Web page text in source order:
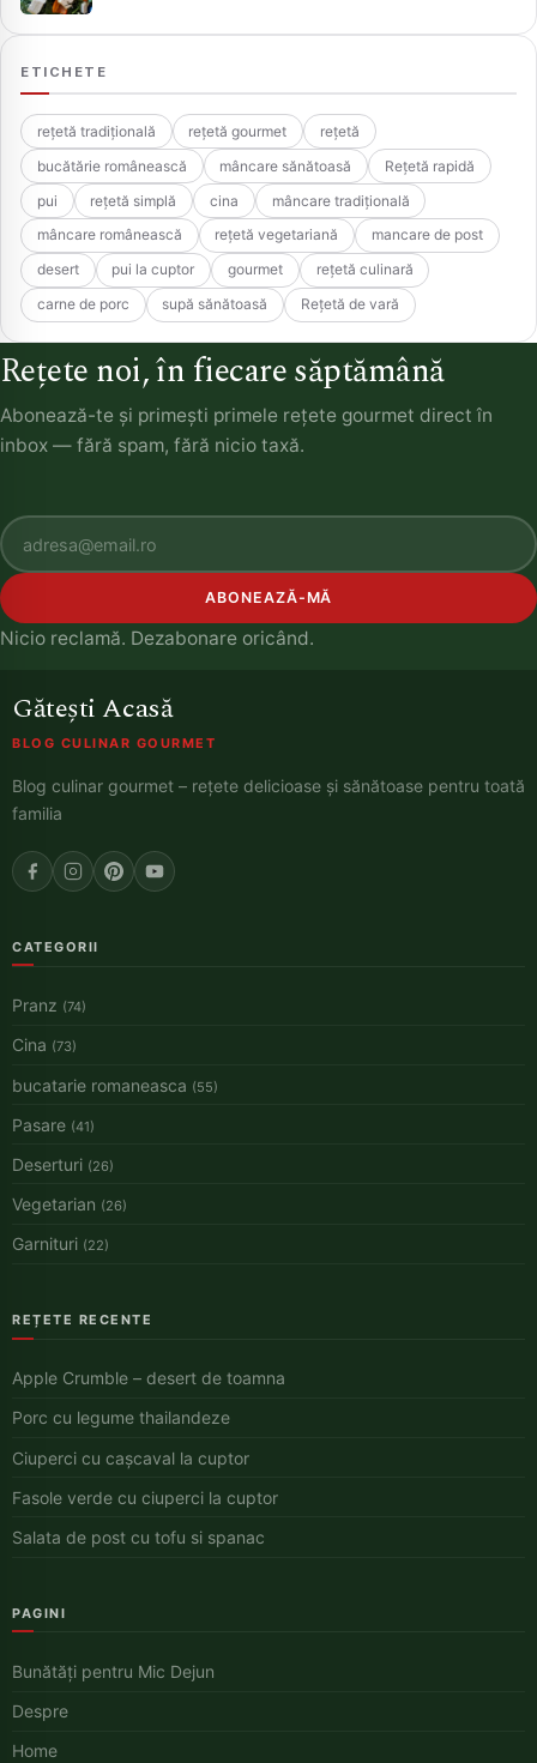
ETICHETE
rețetă tradițională rețetă gourmet
rețetă
bucătărie românească
mâncare sănătoasă
Rețetă rapidă
pui
rețetă simplă cina
mâncare tradițională
mâncare românească
rețetă vegetariană
mancare de post
desert
pui la cuptor gourmet
rețetă culinară
carne de porc
supă sănătoasă Rețetă de vară
Rețete noi, în fiecare săptămână
Abonează-te și primești primele rețete gourmet direct în
inbox — fără spam, fără nicio taxă.
ABONEAZĂ-MĂ
Nicio reclamă. Dezabonare oricând.
Gătești Acasă
BLOG CULINAR GOURMET
Blog culinar gourmet – rețete delicioase și sănătoase pentru toată
familia
CATEGORII
Pranz (74)
Cina (73)
bucatarie romaneasca (55)
Pasare (41)
Deserturi (26)
Vegetarian (26)
Garnituri (22)
REȚETE RECENTE
Apple Crumble – desert de toamna
Porc cu legume thailandeze
Ciuperci cu cașcaval la cuptor
Fasole verde cu ciuperci la cuptor
Salata de post cu tofu si spanac
PAGINI
Bunătăți pentru Mic Dejun
Despre
Home